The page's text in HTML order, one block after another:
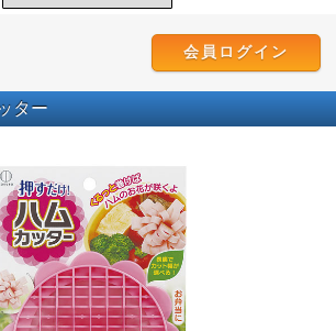
会員ログイン
ター